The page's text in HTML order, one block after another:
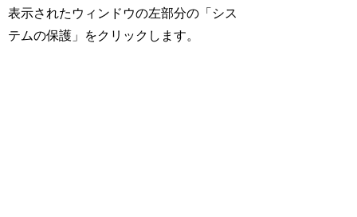
表示されたウィンドウの左部分の「シス
テムの保護」をクリックします。